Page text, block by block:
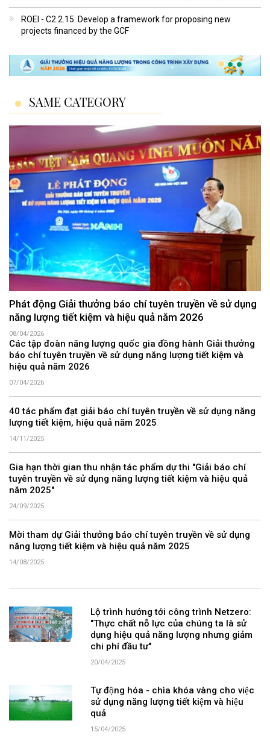
ROEI - C2.2.15: Develop a framework for proposing new
projects financed by the GCF
SAME CATEGORY
Phát động Giải thưởng báo chí tuyên truyền về sử dụng
năng lượng tiết kiệm và hiệu quả năm 2026
08/04/2026
Các tập đoàn năng lượng quốc gia đồng hành Giải thưởng
báo chí tuyên truyền về sử dụng năng lượng tiết kiệm và
hiệu quả năm 2026
07/04/2026
40 tác phẩm đạt giải báo chí tuyên truyền về sử dụng năng
lượng tiết kiệm, hiệu quả năm 2025
14/11/2025
Gia hạn thời gian thu nhận tác phẩm dự thi "Giải báo chí
tuyên truyền về sử dụng năng lượng tiết kiệm và hiệu quả
năm 2025"
24/09/2025
Mời tham dự Giải thưởng báo chí tuyên truyền về sử dụng
năng lượng tiết kiệm và hiệu quả năm 2025
14/08/2025
Lộ trình hướng tới công trình Netzero:
"Thực chất nỗ lực của chúng ta là sử
dụng hiệu quả năng lượng nhưng giảm
chi phí đầu tư"
20/04/2025
Tự động hóa - chìa khóa vàng cho việc
sử dụng năng lượng tiết kiệm và hiệu
quả
15/04/2025